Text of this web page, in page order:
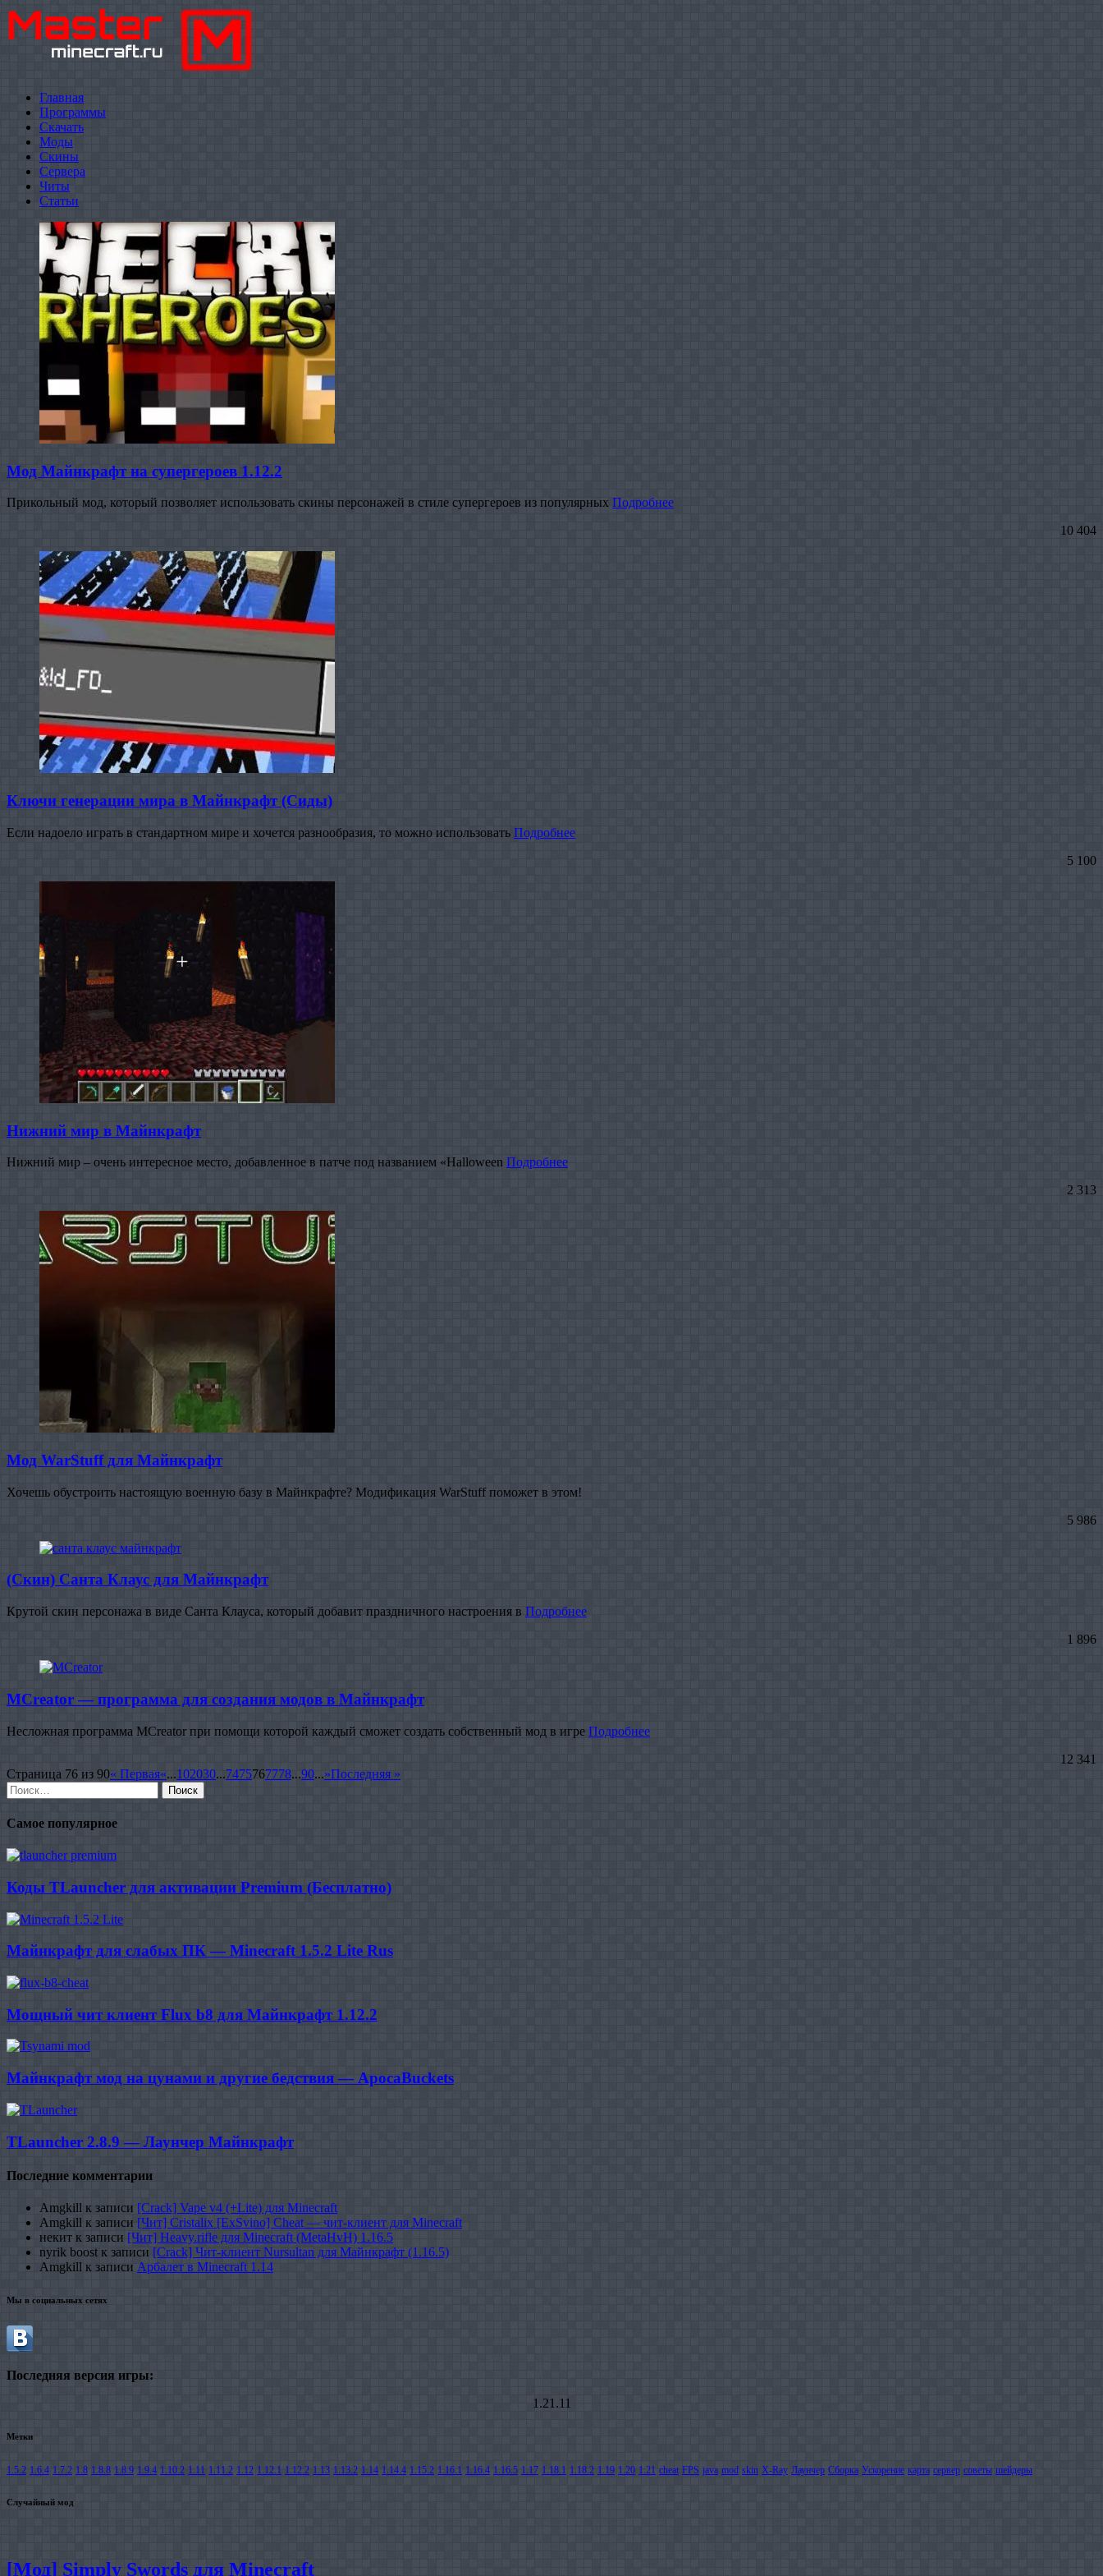
Главная
Программы
Скачать
Моды
Скины
Сервера
Читы
Статьи
Мод Майнкрафт на супергероев 1.12.2
Прикольный мод, который позволяет использовать скины персонажей в стиле супергероев из популярных Подробнее
10 404
Ключи генерации мира в Майнкрафт (Сиды)
Если надоело играть в стандартном мире и хочется разнообразия, то можно использовать Подробнее
5 100
Нижний мир в Майнкрафт
Нижний мир – очень интересное место, добавленное в патче под названием «Halloween Подробнее
2 313
Мод WarStuff для Майнкрафт
Хочешь обустроить настоящую военную базу в Майнкрафте? Модификация WarStuff поможет в этом!
5 986
(Скин) Санта Клаус для Майнкрафт
Крутой скин персонажа в виде Санта Клауса, который добавит праздничного настроения в Подробнее
1 896
MCreator — программа для создания модов в Майнкрафт
Несложная программа MCreator при помощи которой каждый сможет создать собственный мод в игре Подробнее
12 341
Страница 76 из 90« Первая«...102030...7475767778...90...»Последняя »
Найти:
Самое популярное
Коды TLauncher для активации Premium (Бесплатно)
Майнкрафт для слабых ПК — Minecraft 1.5.2 Lite Rus
Мощный чит клиент Flux b8 для Майнкрафт 1.12.2
Майнкрафт мод на цунами и другие бедствия — ApocaBuckets
TLauncher 2.8.9 — Лаунчер Майнкрафт
Последние комментарии
Amgkill к записи [Crack] Vape v4 (+Lite) для Minecraft
Amgkill к записи [Чит] Cristalix [ExSvino] Cheat — чит-клиент для Minecraft
некит к записи [Чит] Heavy.rifle для Minecraft (MetaHvH) 1.16.5
nyrik boost к записи [Crack] Чит-клиент Nursultan для Майнкрафт (1.16.5)
Amgkill к записи Арбалет в Minecraft 1.14
Мы в социальных сетях
Последняя версия игры:
1.21.11
Метки
1.5.2 1.6.4 1.7.2 1.8 1.8.8 1.8.9 1.9.4 1.10.2 1.11 1.11.2 1.12 1.12.1 1.12.2 1.13 1.13.2 1.14 1.14.4 1.15.2 1.16.1 1.16.4 1.16.5 1.17 1.18.1 1.18.2 1.19 1.20 1.21 cheat FPS java mod skin X-Ray Лаунчер Сборка Ускорение карта сервер советы шейдеры
Случайный мод
[Мод] Simply Swords для Minecraft